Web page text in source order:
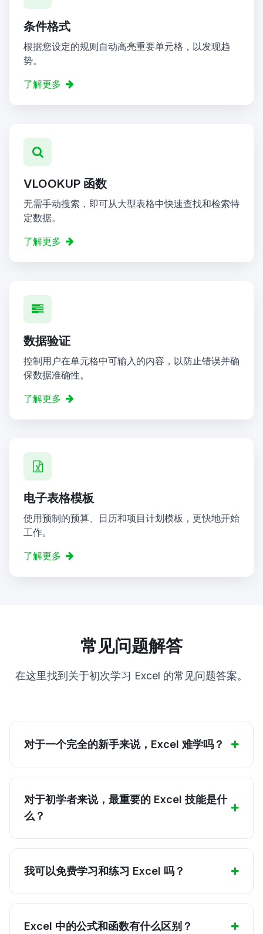
条件格式
根据您设定的规则自动高亮重要单元格，以发现趋
势。
了解更多
VLOOKUP 函数
无需手动搜索，即可从大型表格中快速查找和检索特
定数据。
了解更多
数据验证
控制用户在单元格中可输入的内容，以防止错误并确
保数据准确性。
了解更多
电子表格模板
使用预制的预算、日历和项目计划模板，更快地开始
工作。
了解更多
常见问题解答
在这里找到关于初次学习 Excel 的常见问题答案。
对于一个完全的新手来说，Excel 难学吗？
对于初学者来说，最重要的 Excel 技能是什
么？
我可以免费学习和练习 Excel 吗？
Excel 中的公式和函数有什么区别？